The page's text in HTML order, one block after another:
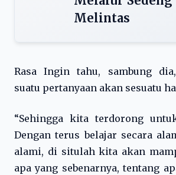
Melintas
Rasa Ingin tahu, sambung
suatu pertanyaan akan sesuatu
“Sehingga kita terdorong
Dengan terus belajar secara
alami, di situlah kita akan
apa yang sebenarnya, tentang